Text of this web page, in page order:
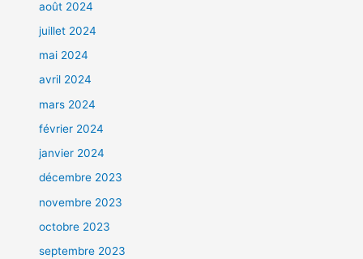
août 2024
juillet 2024
mai 2024
avril 2024
mars 2024
février 2024
janvier 2024
décembre 2023
novembre 2023
octobre 2023
septembre 2023